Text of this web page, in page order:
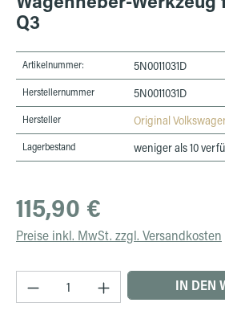
Q3
Artikelnummer: 5N0011031D
Herstellernummer 5N0011031D
Hersteller Original
Lagerbestand weniger als 10
Regulärer Preis:
115,90 €
Preise inkl. MwSt. zzgl. Versandkosten
Produkt Anzahl: Gib den
IN DEN